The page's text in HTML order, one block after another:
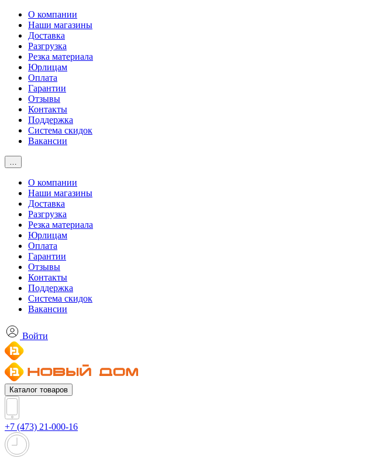
О компании
Наши магазины
Доставка
Разгрузка
Резка материала
Юрлицам
Оплата
Гарантии
Отзывы
Контакты
Поддержка
Система скидок
Вакансии
…
О компании
Наши магазины
Доставка
Разгрузка
Резка материала
Юрлицам
Оплата
Гарантии
Отзывы
Контакты
Поддержка
Система скидок
Вакансии
Войти
Каталог товаров
+7 (473) 21-000-16